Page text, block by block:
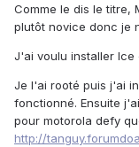
Comme le dis le titre,
plutôt novice donc je
J'ai voulu installer
Je l'ai rooté puis j'ai
fonctionné. Ensuite
pour motorola defy
http://